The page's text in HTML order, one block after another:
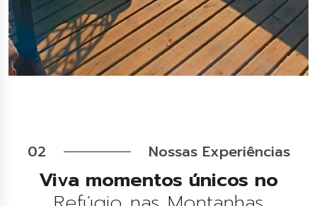
02 Nossas Experiências
Viva momentos únicos no